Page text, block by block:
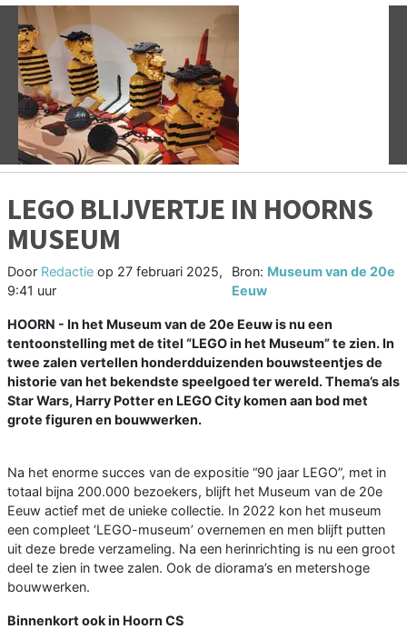
Vorige
LEGO BLIJVERTJE IN HOORNS
MUSEUM
Door Redactie op 27 februari 2025,
9:41 uur
Bron: Museum van de 20e
Eeuw
HOORN - In het Museum van de 20e Eeuw is nu een
tentoonstelling met de titel “LEGO in het Museum” te zien. In
twee zalen vertellen honderdduizenden bouwsteentjes de
historie van het bekendste speelgoed ter wereld. Thema’s als
Star Wars, Harry Potter en LEGO City komen aan bod met
grote figuren en bouwwerken.
Na het enorme succes van de expositie “90 jaar LEGO”, met in
totaal bijna 200.000 bezoekers, blijft het Museum van de 20e
Eeuw actief met de unieke collectie. In 2022 kon het museum
een compleet ‘LEGO-museum’ overnemen en men blijft putten
uit deze brede verzameling. Na een herinrichting is nu een groot
deel te zien in twee zalen. Ook de diorama’s en metershoge
bouwwerken.
Binnenkort ook in Hoorn CS